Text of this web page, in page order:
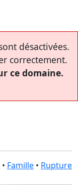
désactivées.
correctement.
ce domaine.
• Famille • Rupture